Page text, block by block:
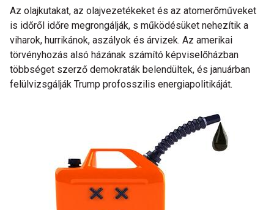
Az olajkutakat, az olajvezetékeket és az atomerőműveket
is időről időre megrongálják, s működésüket nehezítik a
viharok, hurrikánok, aszályok és árvizek. Az amerikai
törvényhozás alsó házának számító képviselőházban
többséget szerző demokraták belendültek, és januárban
felülvizsgálják Trump profosszilis energiapolitikáját.